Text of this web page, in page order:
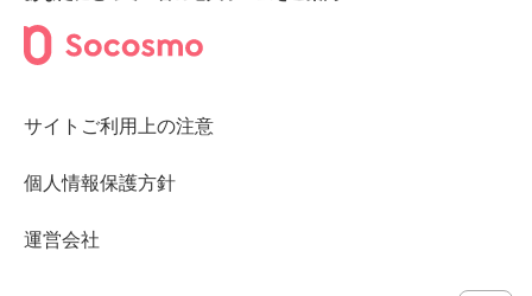
サイトご利用上の注意
個人情報保護方針
運営会社